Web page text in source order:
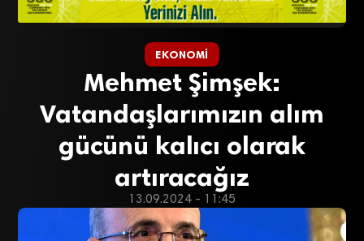
EKONOMI
Mehmet Şimşek:
Vatandaşlarımızın alım
gücünü kalıcı olarak
artıracağız
13.09.2024 - 11:45